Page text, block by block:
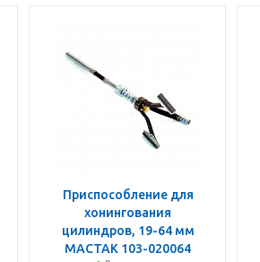
Приспособление для
хонингования
цилиндров, 19-64 мм
МАСТАК 103-020064